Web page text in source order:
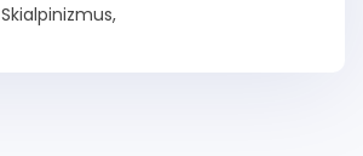
Skialpinizmus,